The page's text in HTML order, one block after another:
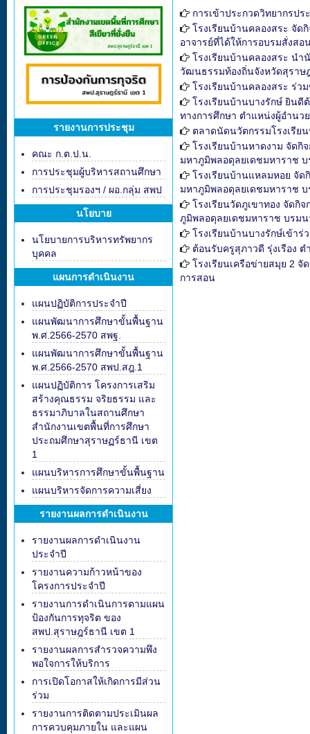
รายงานการประชุม
คณะ ก.ต.ป.น.
การประชุมผู้บริหารสถานศึกษา
การประชุมรองฯ / ผอ.กลุ่ม สพป
นโยบาย
นโยบายการบริหารทรัพยากร
บุคคล
แผนการดำเนินงาน
แผนปฏิบัติการประจำปี
แผนพัฒนาการศึกษาขั้นพื้นฐาน
พ.ศ.2566-2570 สพฐ.
แผนพัฒนาการศึกษาขั้นพื้นฐาน
พ.ศ.2566-2570 สพป.สฎ.1
แผนปฏิบัติการ โครงการเสริม
สร้างคุณธรรม จริยธรรม และ
ธรรมาภิบาลในสถานศึกษา
สำนักงานเขตพื้นที่การศึกษา
ประถมศึกษาสุราษฏร์ธานี เขต
1
แผนบริหารการศึกษาขั้นพื้นฐาน
แผนบริหารจัดการความเสี่ยง
รายงานผลการดำเนินงาน
รายงานผลการดำเนินงาน
ประจำปี
รายงานความก้าวหน้าของ
โครงการประจำปี
รายงานการดำเนินการตามแผน
ป้องกันการทุจริต ของ
สพป.สุราษฎร์ธานี เขต 1
รายงานผลการสำรวจความพึง
พอใจการให้บริการ
การเปิดโอกาสให้เกิดการมีส่วน
ร่วม
รายงานการติดตามประเมินผล
การควบคุมภายใน และแผน
การเข้าประกวดวิทยากรป
โรงเรียนบ้านคลองสระ จัด
อาจารย์ที่ได้ให้การอบรมสั่งส
โรงเรียนบ้านคลองสระ น
วัฒนธรรมท้องถิ่นจังหวัดสุราษ
โรงเรียนบ้านคลองสระ ร่ว
โรงเรียนบ้านบางรักษ์ ยิน
ทางการศึกษา ตำแหน่งผู้อำนว
ตลาดนัดนวัตกรรมโรงเรีย
โรงเรียนบ้านหาดงาม จัดกิ
มหาภูมิพลอดุลยเดชมหาราช
โรงเรียนบ้านแหลมหอย จั
มหาภูมิพลอดุลยเดชมหาราช
โรงเรียนวัดภูเขาทอง จัดกิ
ภูมิพลอดุลยเดชมหาราช บรม
โรงเรียนบ้านบางรักษ์เข้า
ต้อนรับครูสุภาวดี รุ่งเรือง
โรงเรียนเครือข่ายสมุย 2
การสอน